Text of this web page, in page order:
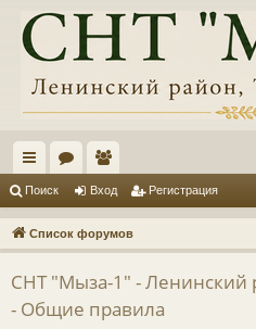
с
ы
лк
и
ум
ы
ол
ьз
ов
ат
ел
Поиск Вход Регистрация
Список форумов
СНТ "Мыза-1" - Ленинский
- Общие правила